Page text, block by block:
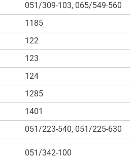
051/309-103, 065/549-560
1185
122
123
124
1285
1401
051/223-540, 051/225-630
051/342-100